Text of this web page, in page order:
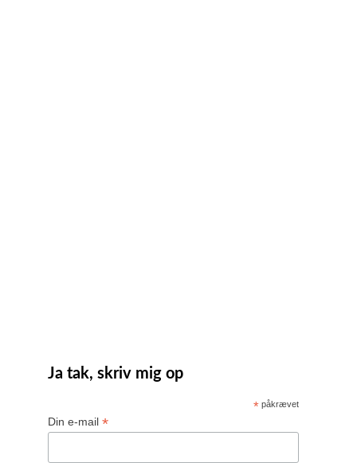
Ja tak, skriv mig op
*påkrævet
Din e-mail *